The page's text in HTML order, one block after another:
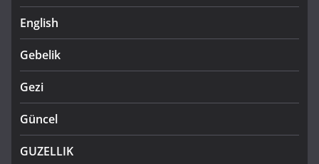
English
Gebelik
Gezi
Güncel
GUZELLIK